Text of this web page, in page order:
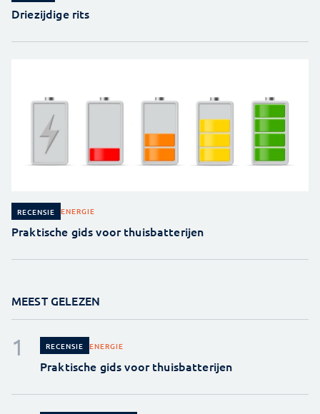
Driezijdige rits
RECENSIE ENERGIE
Praktische gids voor thuisbatterijen
MEEST GELEZEN
RECENSIE ENERGIE
Praktische gids voor thuisbatterijen